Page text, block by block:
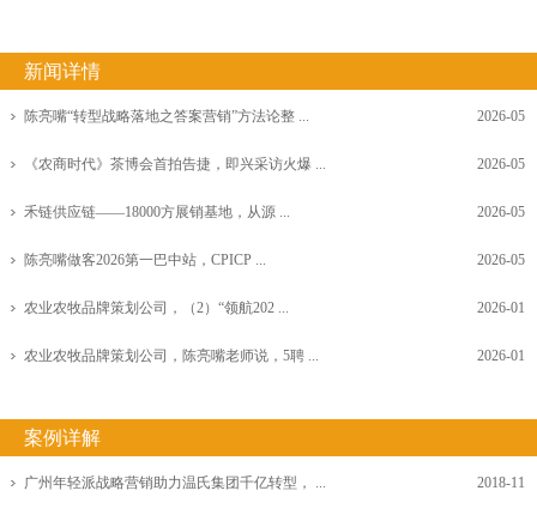
新闻详情
陈亮嘴“转型战略落地之答案营销”方法论整 ... 2026-05
《农商时代》茶博会首拍告捷，即兴采访火爆 ... 2026-05
禾链供应链——18000方展销基地，从源 ... 2026-05
陈亮嘴做客2026第一巴中站，CPICP ... 2026-05
农业农牧品牌策划公司，（2）“领航202 ... 2026-01
农业农牧品牌策划公司，陈亮嘴老师说，5聘 ... 2026-01
案例详解
广州年轻派战略营销助力温氏集团千亿转型， ... 2018-11